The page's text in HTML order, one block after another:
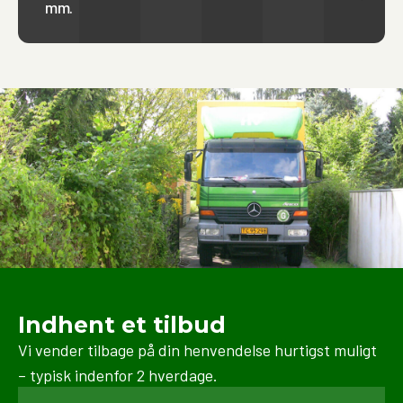
privat flytning samt erhvervsflytninger, herunder
ned pakning, transport og opbevaring. Vi sørger altid
beskytte dine ejendele under hele processen.
mm.
Indhent et tilbud
Vi vender tilbage på din henvendelse hurtigst muligt
– typisk indenfor 2 hverdage.